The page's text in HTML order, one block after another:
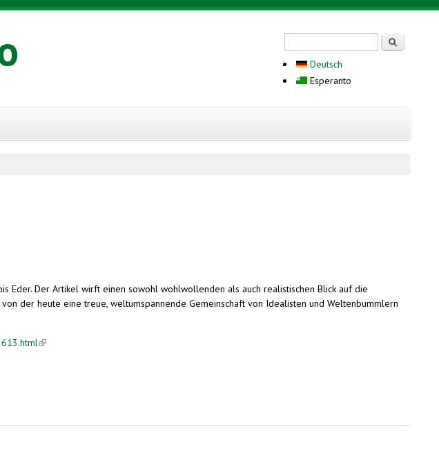
Deutsch
Esperanto
Eder. Der Artikel wirft einen sowohl wohlwollenden als auch realistischen Blick auf die
der heute eine treue, weltumspannende Gemeinschaft von Idealisten und Weltenbummlern
(link is external)